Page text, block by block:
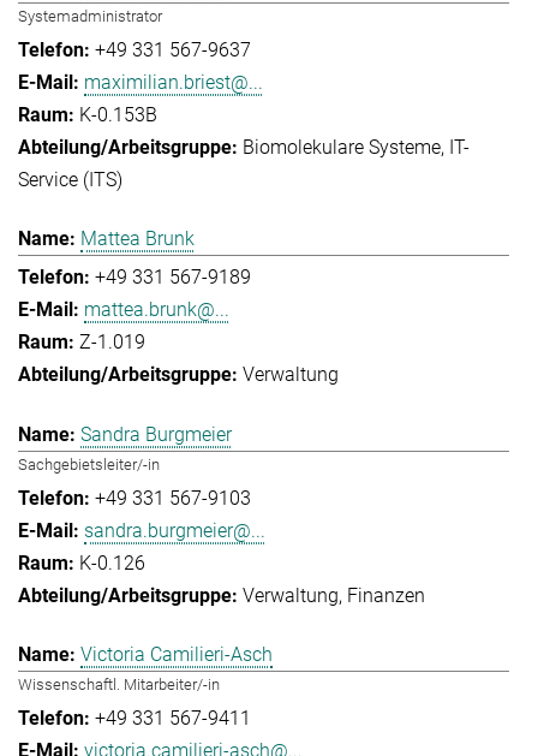
Systemadministrator
+49 331 567-9637
maximilian.briest@...
K-0.153B
Biomolekulare Systeme IT-
Service (ITS)
Mattea Brunk
+49 331 567-9189
mattea.brunk@...
Z-1.019
Verwaltung
Sandra Burgmeier
Sachgebietsleiter/-in
+49 331 567-9103
sandra.burgmeier@...
K-0.126
Verwaltung Finanzen
Victoria Camilieri-Asch
Wissenschaftl. Mitarbeiter/-in
+49 331 567-9411
victoria.camilieri-asch@...